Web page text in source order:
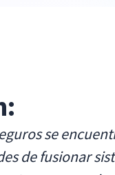
se
de fusionar